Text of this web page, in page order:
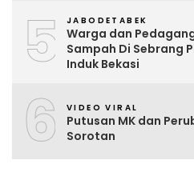
5 JABODETABEK
Warga dan
Sampah Di Sebrang
Induk Bekasi
6 VIDEO VIRAL
Putusan MK dan
Sorotan